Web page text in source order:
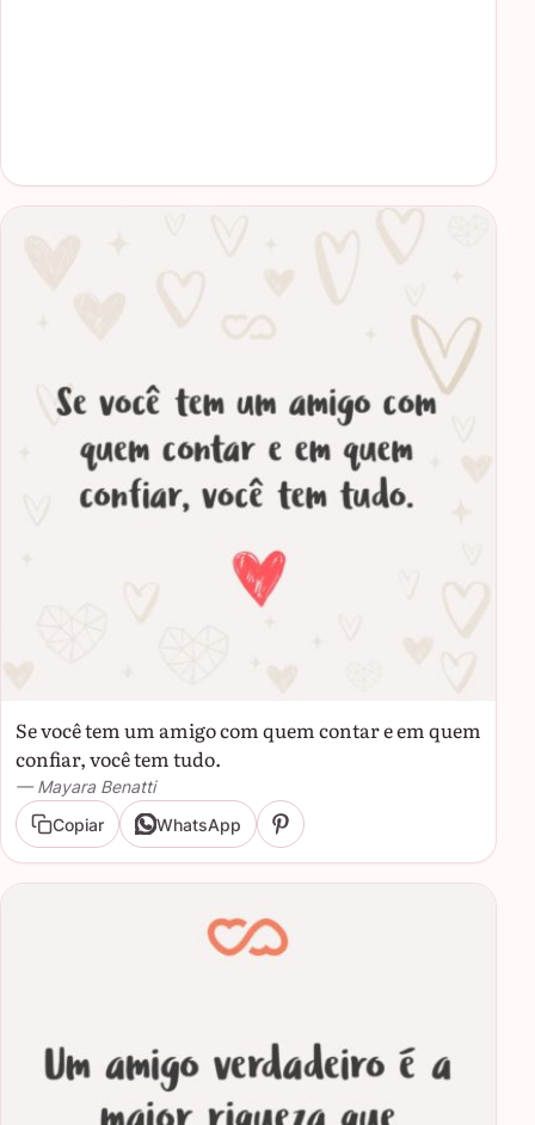
Se você tem um amigo com quem contar e em quem
confiar, você tem tudo.
— Mayara Benatti
Copiar
WhatsApp